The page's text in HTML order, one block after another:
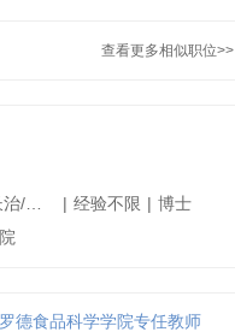
查看更多相似职位>>
| 经验不限 | 博士
德食品科学学院专任教师